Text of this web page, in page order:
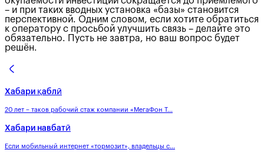
– и при таких вводных установка «базы» становится
перспективной. Одним словом, если хотите обратиться
к оператору с просьбой улучшить связь – делайте это
обязательно. Пусть не завтра, но ваш вопрос будет
решён.
Хабари қаблӣ
20 лет – таков рабочий стаж компании «МегаФон Т...
Хабари навбатӣ
Если мобильный интернет «тормозит», владельцы с...